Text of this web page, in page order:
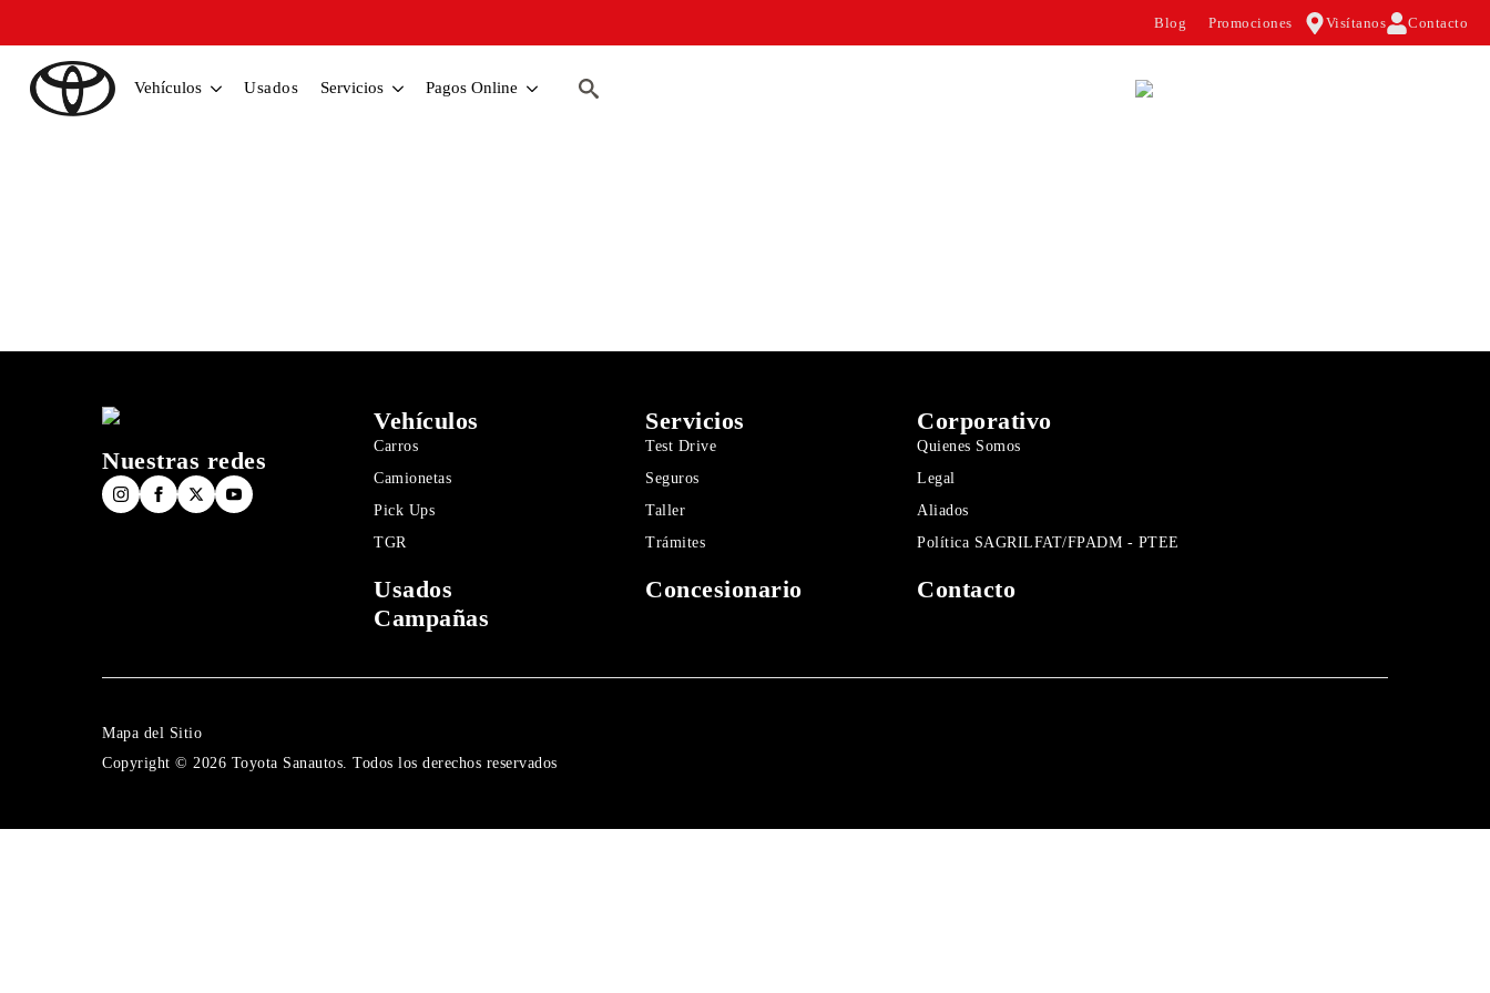
Blog Promociones Visítanos Contacto
Vehículos Usados Servicios Pagos Online
Nuestras redes
Vehículos
Carros
Camionetas
Pick Ups
TGR
Usados
Campañas
Servicios
Test Drive
Seguros
Taller
Trámites
Concesionario
Corporativo
Quienes Somos
Legal
Aliados
Política SAGRILFAT/FPADM - PTEE
Contacto
Mapa del Sitio
Copyright © 2026 Toyota Sanautos. Todos los derechos reservados